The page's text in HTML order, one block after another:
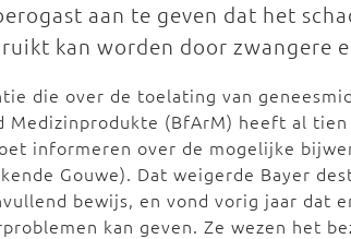
aan te geven dat het
kan worden door zwangere
die over de toelating van
Medizinprodukte (BfArM) heeft al tien
informeren over de mogelijke
Gouwe). Dat weigerde Bayer
bewijs, en vond vorig jaar dat
kan geven. Ze wezen het